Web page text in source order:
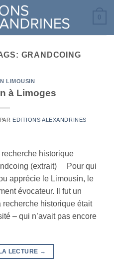
GRANDCOING
LIMOUSIN
à Limoges
PAR EDITIONS ALEXANDRINES
historique
(extrait) Pour qui
apprécie le Limousin, le
évocateur. Il fut un
historique était
– qui n’avait pas encore
LECTURE →